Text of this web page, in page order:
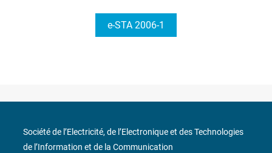
e-STA 2006-1
Société de l’Electricité, de l’Electronique et des Technologies
de l’Information et de la Communication